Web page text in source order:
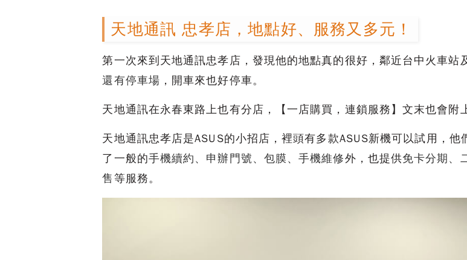
天地通訊 忠孝店，地點好、服務又多元！
第一次來到天地通訊忠孝店，發現他的地點真的很好，鄰近台中火車站
還有停車場 ，開車來也好停車。
天地通訊在永春東路上也有分店，【一店購買，連鎖服務】文末也會附
天地通訊忠孝店是ASUS的小招店，裡頭有多款ASUS新機可以試用，他
了一般的手機續約、申辦門號、包膜、手機維修外，也提供免卡分期、
售等服務。